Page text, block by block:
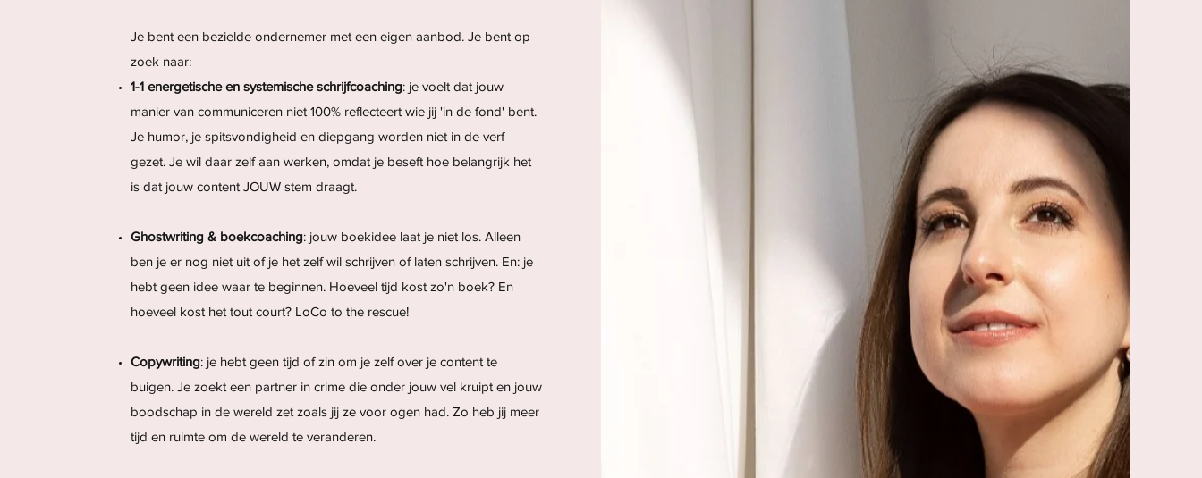
Je bent een bezielde ondernemer met een eigen aanbod. Je bent op
zoek naar:
1-1 energetische en systemische schrijfcoaching: je voelt dat jouw
manier van communiceren niet 100% reflecteert wie jij 'in de fond' bent.
Je humor, je spitsvondigheid en diepgang worden niet in de verf
gezet. Je wil daar zelf aan werken, omdat je beseft hoe belangrijk het
is dat jouw content JOUW stem draagt.
Ghostwriting & boekcoaching: jouw boekidee laat je niet los. Alleen
ben je er nog niet uit of je het zelf wil schrijven of laten schrijven. En: je
hebt geen idee waar te beginnen. Hoeveel tijd kost zo'n boek? En
hoeveel kost het tout court? LoCo to the rescue!
Copywriting: je hebt geen tijd of zin om je zelf over je content te
buigen. Je zoekt een partner in crime die onder jouw vel kruipt en jouw
boodschap in de wereld zet zoals jij ze voor ogen had. Zo heb jij meer
tijd en ruimte om de wereld te veranderen.